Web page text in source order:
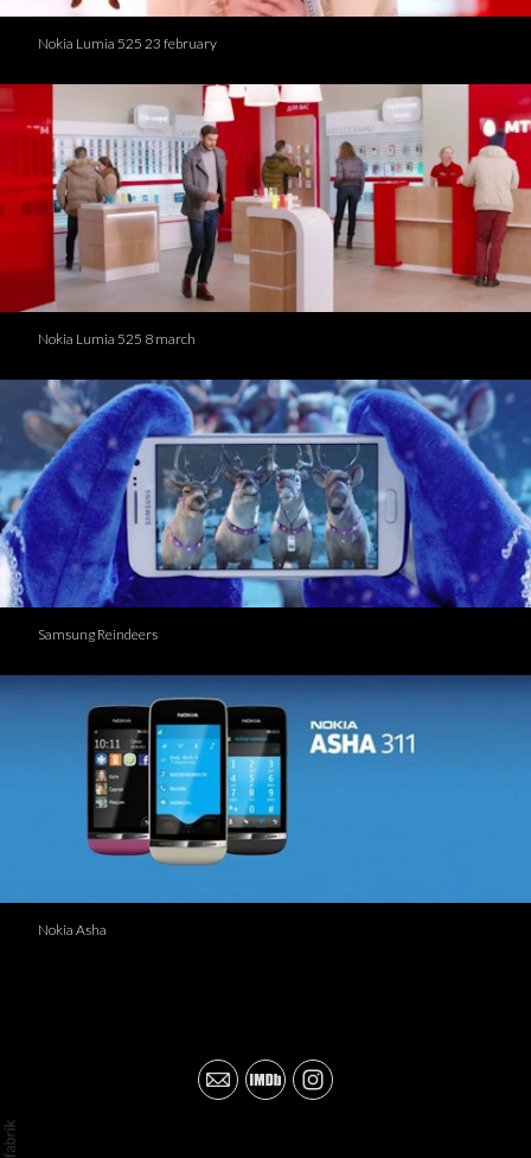
Nokia Lumia 525 23 february
Nokia Lumia 525 8 march
Samsung Reindeers
Nokia Asha